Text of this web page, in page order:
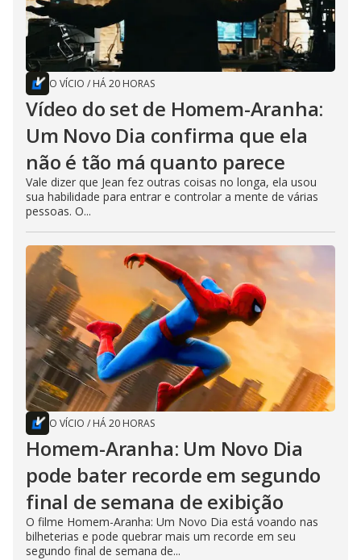
O VÍCIO / HÁ 20 HORAS
Vídeo do set de Homem-Aranha:
Um Novo Dia confirma que ela
não é tão má quanto parece
Vale dizer que Jean fez outras coisas no longa, ela usou
sua habilidade para entrar e controlar a mente de várias
pessoas. O...
O VÍCIO / HÁ 20 HORAS
Homem-Aranha: Um Novo Dia
pode bater recorde em segundo
final de semana de exibição
O filme Homem-Aranha: Um Novo Dia está voando nas
bilheterias e pode quebrar mais um recorde em seu
segundo final de semana de...